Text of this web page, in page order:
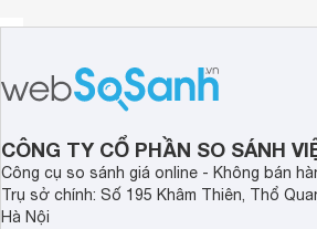
CÔNG TY CỔ PHẦN SO SÁNH
Công cụ so sánh giá online - Không bán
Trụ sở chính: Số 195 Khâm Thiên, Thổ
Hà Nội